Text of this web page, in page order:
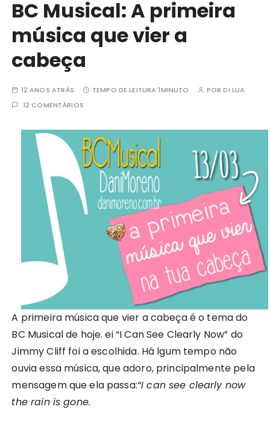
BC Musical: A primeira
música que vier a
cabeça
12 ANOS ATRÁS TEMPO DE LEITURA:1MINUTO PORDI LUA
12 COMENTÁRIOS
A primeira música que vier a cabeça é o tema do
BC Musical de hoje. ei “I Can See Clearly Now” do
Jimmy Cliff foi a escolhida. Há lgum tempo não
ouvia essa música, que adoro, principalmente pela
mensagem que ela passa:“I can see clearly now
the rain is gone.